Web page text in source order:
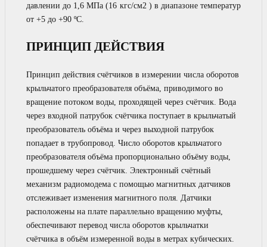
давлении до 1,6 МПа (16 кгс/см2 ) в диапазоне температур
от +5 до +90 ºС.
ПРИНЦИП ДЕЙСТВИЯ
Принцип действия счётчиков в измерении числа оборотов
крыльчатого преобразователя объёма, приводимого во
вращение потоком воды, проходящей через счётчик. Вода
через входной патрубок счётчика поступает в крыльчатый
преобразователь объёма и через выходной патрубок
попадает в трубопровод. Число оборотов крыльчатого
преобразователя объёма пропорционально объёму воды,
прошедшему через счётчик. Электронный счётный
механизм радиомодема с помощью магнитных датчиков
отслеживает изменения магнитного поля. Датчики
расположены на плате параллельно вращению муфты,
обеспечивают перевод числа оборотов крыльчатки
счётчика в объём измеренной воды в метрах кубических.